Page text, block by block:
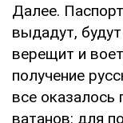
Далее.
выдадут,
верещит и
получение
все оказалось
ватанов: для